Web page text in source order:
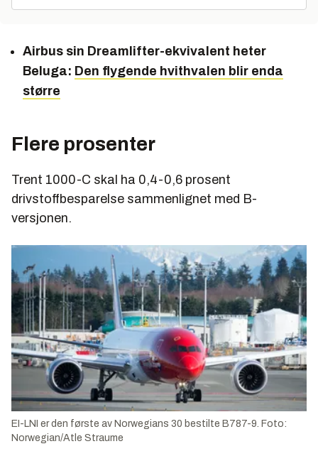
Airbus sin Dreamlifter-ekvivalent heter
Beluga: Den flygende hvithvalen blir enda
større
Flere prosenter
Trent 1000-C skal ha 0,4-0,6 prosent
drivstoffbesparelse sammenlignet med B-
versjonen.
EI-LNI er den første av Norwegians 30 bestilte B787-9. Foto:
Norwegian/Atle Straume